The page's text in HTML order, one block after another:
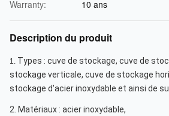
Warranty:
10 ans
Description du produit
1. Types : cuve de stockage, cuve de
stockage verticale, cuve de stockage
stockage d'acier inoxydable et ainsi de
2. Matériaux : acier inoxydable,